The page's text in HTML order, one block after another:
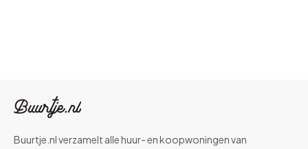
Buurtje.nl verzamelt alle huur- en koopwoningen van